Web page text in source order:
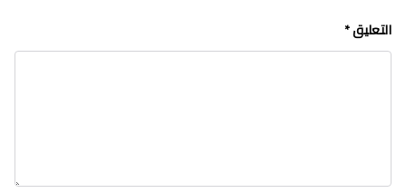
التعليق*